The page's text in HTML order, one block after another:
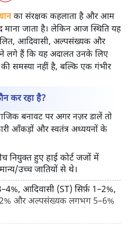
का संरक्षक कहलाता है और आम
माना जाता है। लेकिन आज स्थिति यह
आदिवासी, अल्पसंख्यक और
लगे हैं कि यह अदालत उनके लिए
समस्या नहीं है, बल्कि एक गंभीर
कर रहा है?
बनावट पर अगर नज़र डालें तो
आँकड़ों और स्वतंत्र अध्ययनों के
नियुक्त हुए हाई कोर्ट जजों में
उच्च जातियों से थे।
आदिवासी (ST) सिर्फ़ 1–2%,
और अल्पसंख्यक लगभग 5–6%